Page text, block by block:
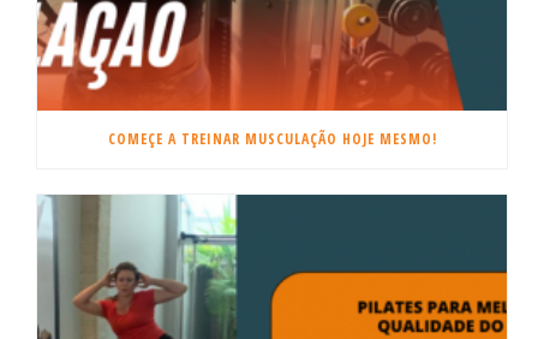
COMEÇE A TREINAR MUSCULAÇÃO HOJE MESMO!